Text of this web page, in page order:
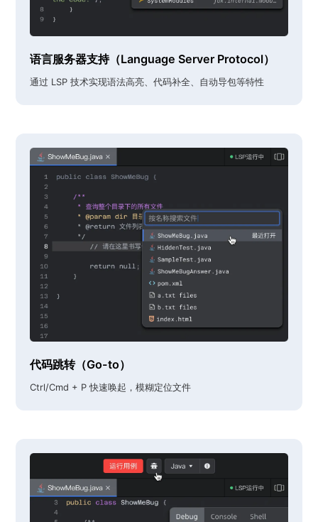
语言服务器支持（Language Server Protocol）
通过 LSP 技术实现语法高亮、代码补全、自动导包等特性
代码跳转（Go-to）
Ctrl/Cmd + P 快速唤起，模糊定位文件